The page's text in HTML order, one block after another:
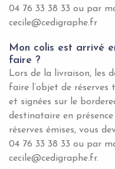
04 76 33 38 33 ou par
cecile@cedigraphe.fr
Mon colis est arrivé
faire ?
Lors de la livraison, les
faire l’objet de réserves
et signées sur le
destinataire en
réserves émises, vous
04 76 33 38 33 ou par
cecile@cedigraphe.fr.